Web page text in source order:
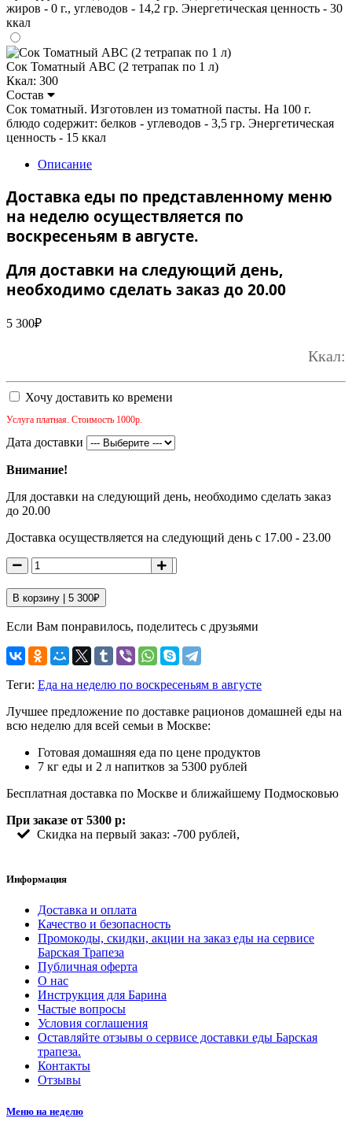
жиров - 0 г., углеводов - 14,2 гр. Энергетическая ценность - 30
ккал
Сок Томатный ABC (2 тетрапак по 1 л)
Ккал: 300
Состав
Сок томатный. Изготовлен из томатной пасты. На 100 г.
блюдо содержит: белков - углеводов - 3,5 гр. Энергетическая
ценность - 15 ккал
Описание
Доставка еды по представленному меню
на неделю осуществляется по
воскресеньям в августе.
Для доставки на следующий день,
необходимо сделать заказ до 20.00
5 300₽
Ккал:
Хочу доставить ко времени
Услуга платная. Стоимость 1000р.
Дата доставки
Внимание!
Для доставки на следующий день, необходимо сделать заказ
до 20.00
Доставка осуществляется на следующий день с 17.00 - 23.00
В корзину | 5 300₽
Если Вам понравилось, поделитесь с друзьями
Теги: Еда на неделю по воскресеньям в августе
Лучшее предложение по доставке рационов домашней еды на
всю неделю для всей семьи в Москве:
Готовая домашняя еда по цене продуктов
7 кг еды и 2 л напитков за 5300 рублей
Бесплатная доставка по Москве и ближайшему Подмосковью
При заказе от 5300 р:
Скидка на первый заказ: -700 рублей,
Информация
Доставка и оплата
Качество и безопасность
Промокоды, скидки, акции на заказ еды на сервисе
Барская Трапеза
Публичная оферта
О нас
Инструкция для Барина
Частые вопросы
Условия соглашения
Оставляйте отзывы о сервисе доставки еды Барская
трапеза.
Контакты
Отзывы
Меню на неделю